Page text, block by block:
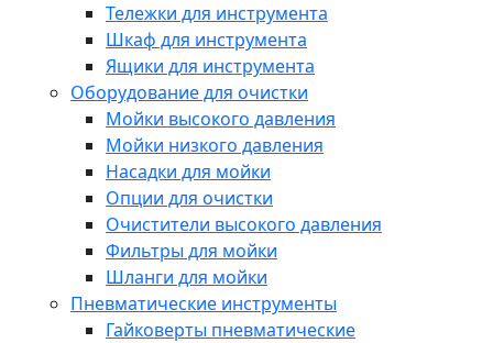
Тележки для инструмента
Шкаф для инструмента
Ящики для инструмента
Оборудование для очистки
Мойки высокого давления
Мойки низкого давления
Насадки для мойки
Опции для очистки
Очистители высокого давления
Фильтры для мойки
Шланги для мойки
Пневматические инструменты
Гайковерты пневматические